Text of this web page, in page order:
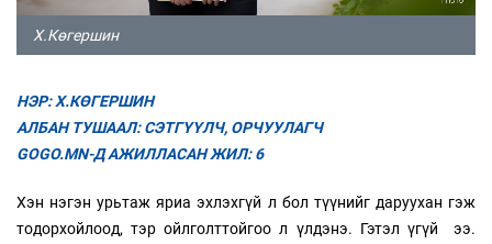
Х.Көгершин
НЭР: Х.КӨГЕРШИН
АЛБАН ТУШААЛ: СЭТГҮҮЛЧ, ОРЧУУЛАГЧ
GOGO.MN-Д АЖИЛЛАСАН ЖИЛ: 6
Хэн нэгэн урьтаж яриа эхлэхгүй л бол түүнийг даруухан гэж
тодорхойлоод, тэр ойлголттойгоо л үлдэнэ. Гэтэл үгүй ээ.